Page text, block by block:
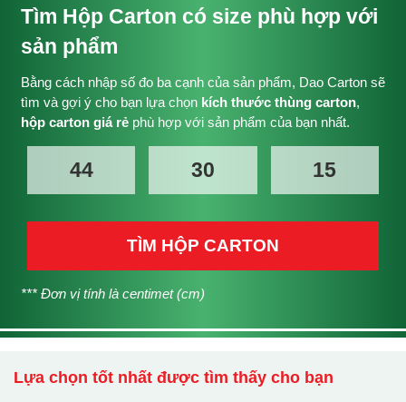
Tìm Hộp Carton có size phù hợp với
sản phẩm
Bằng cách nhập số đo ba cạnh của sản phẩm, Dao Carton sẽ
tìm và gợi ý cho bạn lựa chọn kích thước thùng carton,
hộp carton giá rẻphù hợp với sản phẩm của bạn nhất.
TÌM HỘP CARTON
*** Đơn vị tính là centimet (cm)
Lựa chọn tốt nhất được tìm thấy cho bạn